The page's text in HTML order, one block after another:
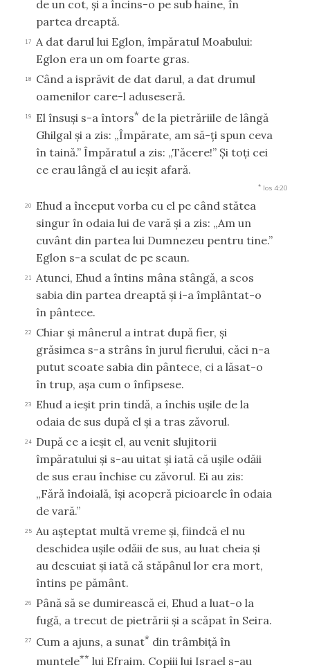
de un cot, şi a încins-o pe sub haine, în
partea dreaptă.
17
A dat darul lui Eglon, împăratul Moabului:
Eglon era un om foarte gras.
18
Când a isprăvit de dat darul, a dat drumul
oamenilor care-l aduseseră.
19 El însuşi s-a întors* de la pietrăriile de lângă
Ghilgal şi a zis: „Împărate, am să-ţi spun ceva
în taină.” Împăratul a zis: „Tăcere!” Şi toţi cei
ce erau lângă el au ieşit afară.
* Ios 4:20
20
Ehud a început vorba cu el pe când stătea
singur în odaia lui de vară şi a zis: „Am un
cuvânt din partea lui Dumnezeu pentru tine.”
Eglon s-a sculat de pe scaun.
21
Atunci, Ehud a întins mâna stângă, a scos
sabia din partea dreaptă şi i-a împlântat-o
în pântece.
22
Chiar şi mânerul a intrat după fier, şi
grăsimea s-a strâns în jurul fierului, căci n-a
putut scoate sabia din pântece, ci a lăsat-o
în trup, aşa cum o înfipsese.
23
Ehud a ieşit prin tindă, a închis uşile de la
odaia de sus după el şi a tras zăvorul.
24
După ce a ieşit el, au venit slujitorii
împăratului şi s-au uitat şi iată că uşile odăii
de sus erau închise cu zăvorul. Ei au zis:
„Fără îndoială, îşi acoperă picioarele în odaia
de vară.”
25
Au aşteptat multă vreme şi, fiindcă el nu
deschidea uşile odăii de sus, au luat cheia şi
au descuiat şi iată că stăpânul lor era mort,
întins pe pământ.
26
Până să se dumirească ei, Ehud a luat-o la
fugă, a trecut de pietrării şi a scăpat în Seira.
27 Cum a ajuns, a sunat* din trâmbiţă în
muntele** lui Efraim. Copiii lui Israel s-au